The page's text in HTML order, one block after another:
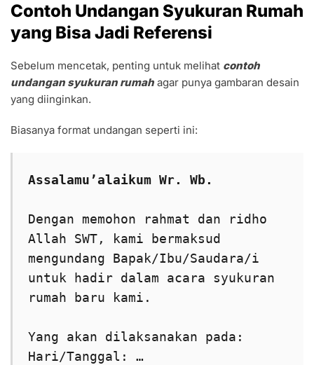
Contoh Undangan Syukuran Rumah
yang Bisa Jadi Referensi
Sebelum mencetak, penting untuk melihat contoh
undangan syukuran rumah agar punya gambaran desain
yang diinginkan.
Biasanya format undangan seperti ini:
Assalamu’alaikum Wr. Wb.
Dengan memohon rahmat dan ridho
Allah SWT, kami bermaksud
mengundang Bapak/Ibu/Saudara/i
untuk hadir dalam acara syukuran
rumah baru kami.
Yang akan dilaksanakan pada:
Hari/Tanggal: …